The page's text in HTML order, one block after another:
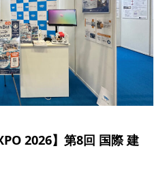
2026】第8回 国際 建